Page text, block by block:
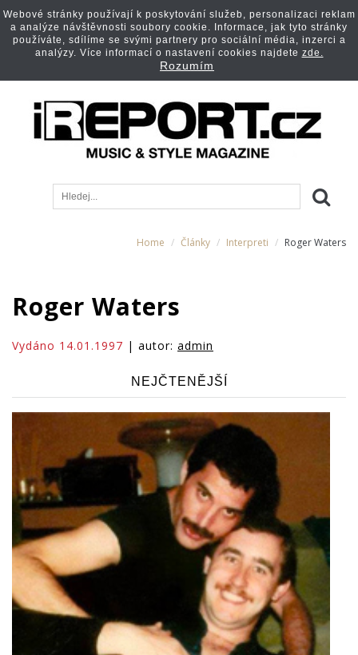
Home Články Interpreti Roger Waters
Roger Waters
Vydáno 14.01.1997 | autor: admin
NEJČTENĚJŠÍ
Webové stránky používají k poskytování služeb, personalizaci reklam
a analýze návštěvnosti soubory cookie. Informace, jak tyto stránky
používáte, sdílíme se svými partnery pro sociální média, inzerci a
analýzy. Více informací o nastavení cookies najdete zde.
Rozumím